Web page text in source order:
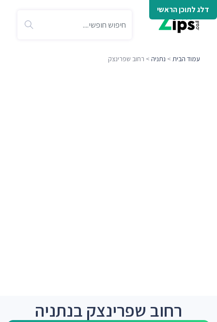
דלג לתוכן הראשי
עמוד הבית > נתניה > רחוב שפרינצק
רחוב שפרינצק בנתניה